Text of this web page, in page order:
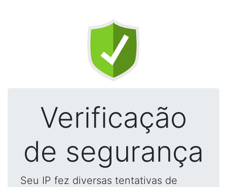
Verificação
de segurança
Seu IP fez diversas tentativas de